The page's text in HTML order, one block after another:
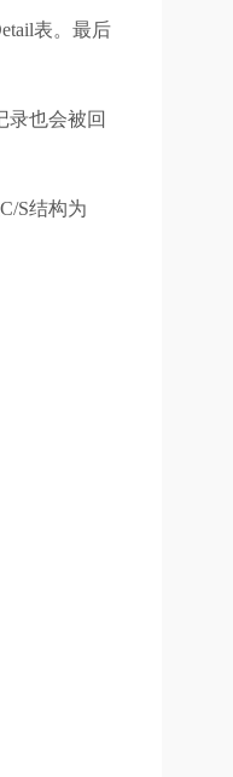
表。最后
录也会被回
S结构为